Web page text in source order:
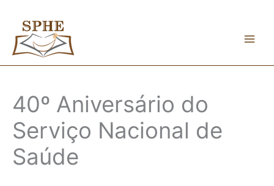
content
40º Aniversário do
Serviço Nacional de
Saúde